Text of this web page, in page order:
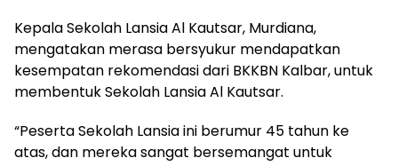
Kepala Sekolah Lansia Al Kautsar, Murdiana,
mengatakan merasa bersyukur mendapatkan
kesempatan rekomendasi dari BKKBN Kalbar, untuk
membentuk Sekolah Lansia Al Kautsar.
“Peserta Sekolah Lansia ini berumur 45 tahun ke
atas, dan mereka sangat bersemangat untuk